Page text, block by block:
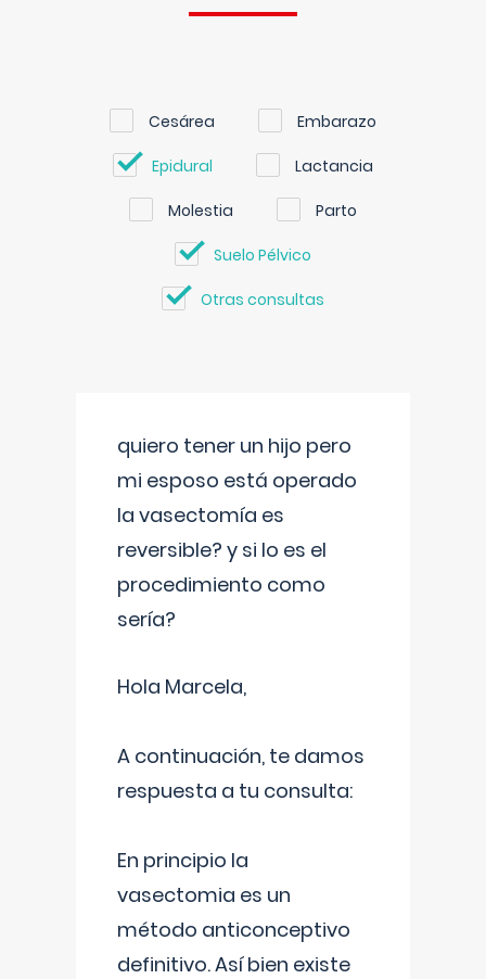
Cesárea Embarazo
Epidural Lactancia
Molestia Parto
Suelo Pélvico
Otras consultas
quiero tener un hijo pero
mi esposo está operado
la vasectomía es
reversible? y si lo es el
procedimiento como
sería?
Hola Marcela,
A continuación, te damos
respuesta a tu consulta:
En principio la
vasectomia es un
método anticonceptivo
definitivo. Así bien existe